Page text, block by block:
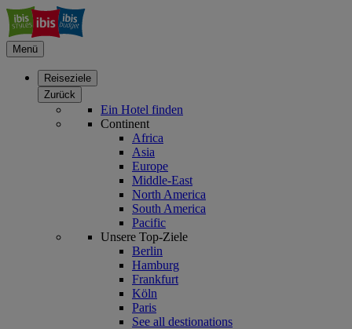
Menü
Reiseziele
Zurück
Ein Hotel finden
Continent
Africa
Asia
Europe
Middle-East
North America
South America
Pacific
Unsere Top-Ziele
Berlin
Hamburg
Frankfurt
Köln
Paris
See all destionations